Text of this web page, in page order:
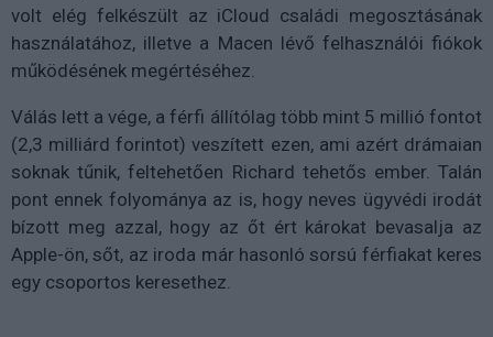
volt elég felkészült az iCloud családi megosztásának
használatához, illetve a Macen lévő felhasználói fiókok
működésének megértéséhez.
Válás lett a vége, a férfi állítólag több mint 5 millió fontot
(2,3 milliárd forintot) veszített ezen, ami azért drámaian
soknak tűnik, feltehetően Richard tehetős ember. Talán
pont ennek folyománya az is, hogy neves ügyvédi irodát
bízott meg azzal, hogy az őt ért károkat bevasalja az
Apple-ön, sőt, az iroda már hasonló sorsú férfiakat keres
egy csoportos keresethez.